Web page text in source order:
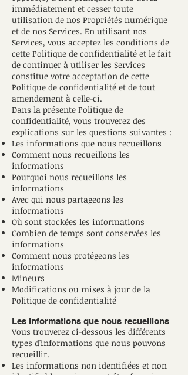
immédiatement et cesser toute
utilisation de nos Propriétés numérique
et de nos Services. En utilisant nos
Services, vous acceptez les conditions de
cette Politique de confidentialité et le fait
de continuer à utiliser les Services
constitue votre acceptation de cette
Politique de confidentialité et de tout
amendement à celle-ci.
Dans la présente Politique de
confidentialité, vous trouverez des
explications sur les questions suivantes :
Les informations que nous recueillons
Comment nous recueillons les
informations
Pourquoi nous recueillons les
informations
Avec qui nous partageons les
informations
Où sont stockées les informations
Combien de temps sont conservées les
informations
Comment nous protégeons les
informations
Mineurs
Modifications ou mises à jour de la
Politique de confidentialité
Les informations que nous recueillons
Vous trouverez ci-dessous les différents
types d'informations que nous pouvons
recueillir.
Les informations non identifiées et non